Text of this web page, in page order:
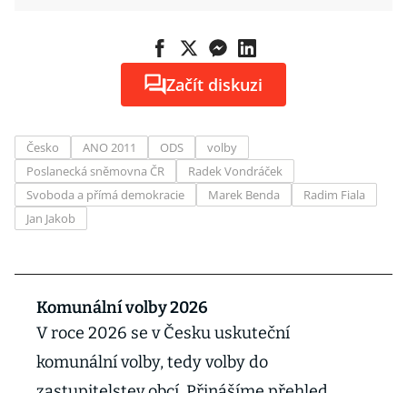
Začít diskuzi
Česko ANO 2011 ODS
volby
Poslanecká sněmovna ČR
Radek Vondráček
Svoboda a přímá demokracie
Marek Benda
Radim Fiala
Jan Jakob
Komunální volby 2026
V roce 2026 se v Česku uskuteční
komunální volby, tedy volby do